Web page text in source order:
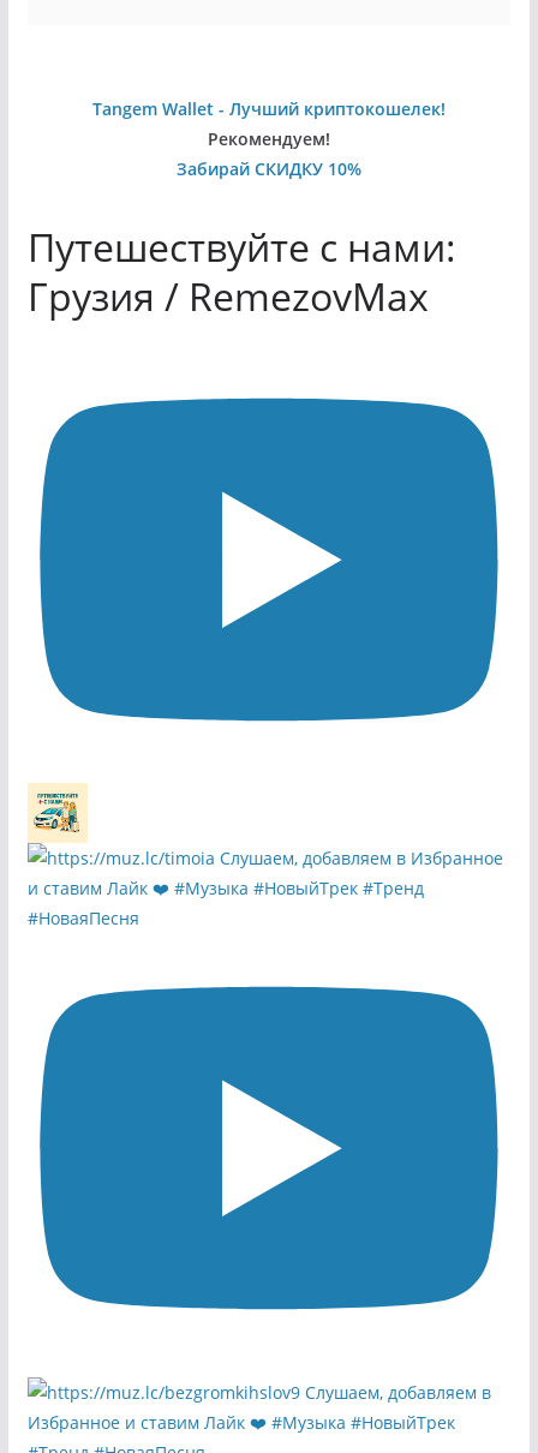
Tangem Wallet - Лучший криптокошелек!
Рекомендуем!
Забирай СКИДКУ 10%
Путешествуйте с нами:
Грузия / RemezovMax